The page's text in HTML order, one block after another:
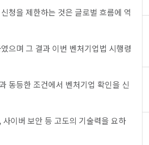
청을 제한하는 것은 글로벌 흐름에 역
으며 그 결과 이번 벤처기업법 시행령
동등한 조건에서 벤처기업 확인을 신
이버 보안 등 고도의 기술력을 요하